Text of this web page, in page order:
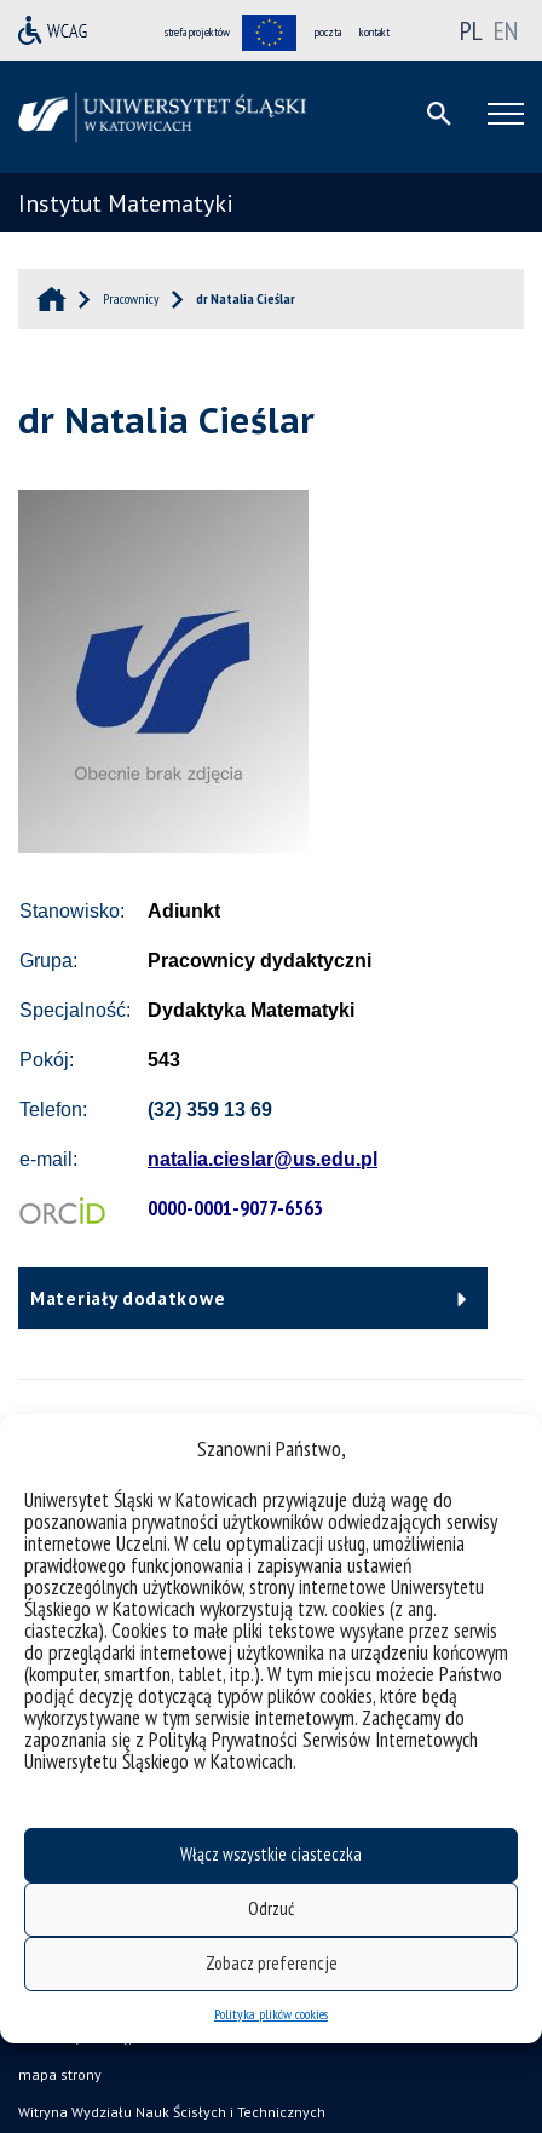
Szanowni Państwo,
Uniwersytet Śląski w Katowicach przywiązuje dużą wagę do
poszanowania prywatności użytkowników odwiedzających serwisy
internetowe Uczelni. W celu optymalizacji usług, umożliwienia
prawidłowego funkcjonowania i zapisywania ustawień
poszczególnych użytkowników, strony internetowe Uniwersytetu
Śląskiego w Katowicach wykorzystują tzw. cookies (z ang.
ciasteczka). Cookies to małe pliki tekstowe wysyłane przez serwis
do przeglądarki internetowej użytkownika na urządzeniu końcowym
(komputer, smartfon, tablet, itp.). W tym miejscu możecie Państwo
podjąć decyzję dotyczącą typów plików cookies, które będą
wykorzystywane w tym serwisie internetowym. Zachęcamy do
zapoznania się z Polityką Prywatności Serwisów Internetowych
Uniwersytetu Śląskiego w Katowicach.
Włącz wszystkie ciasteczka
Odrzuć
Zobacz preferencje
Polityka plików cookies
strefa projektów poczta kontakt PL EN
Instytut Matematyki
Pracownicy dr Natalia Cieślar
dr Natalia Cieślar
Stanowisko:
Grupa:
Specjalność:
Pokój:
Telefon:
e-mail:
Adiunkt
Pracownicy dydaktyczni
Dydaktyka Matematyki
543
(32) 359 13 69
natalia.cieslar@us.edu.pl
0000-0001-9077-6563
Materiały dodatkowe
CV
Plan zajęć
Publikacje
mapa strony
Witryna Wydziału Nauk Ścisłych i Technicznych